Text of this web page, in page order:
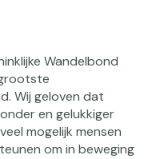
Wandelbond
Wij geloven dat
en gelukkiger
mogelijk mensen
om in beweging